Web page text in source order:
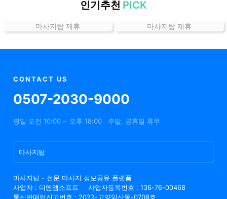
인
보
인기추천 PICK
마사지탑 제휴 마사지탑 제휴
CONTACT US
0507-2030-9000
평일 오전 10:00 ~ 오후 18:00 주말, 공휴일 휴무
마사지탑
마사지탑 - 전문 마사지 정보공유 플랫폼
사업자 : 디앤엠소프트
사업자등록번호 : 136-76-00468
통신판매업신고번호 : 2023-고양일산동-0708호